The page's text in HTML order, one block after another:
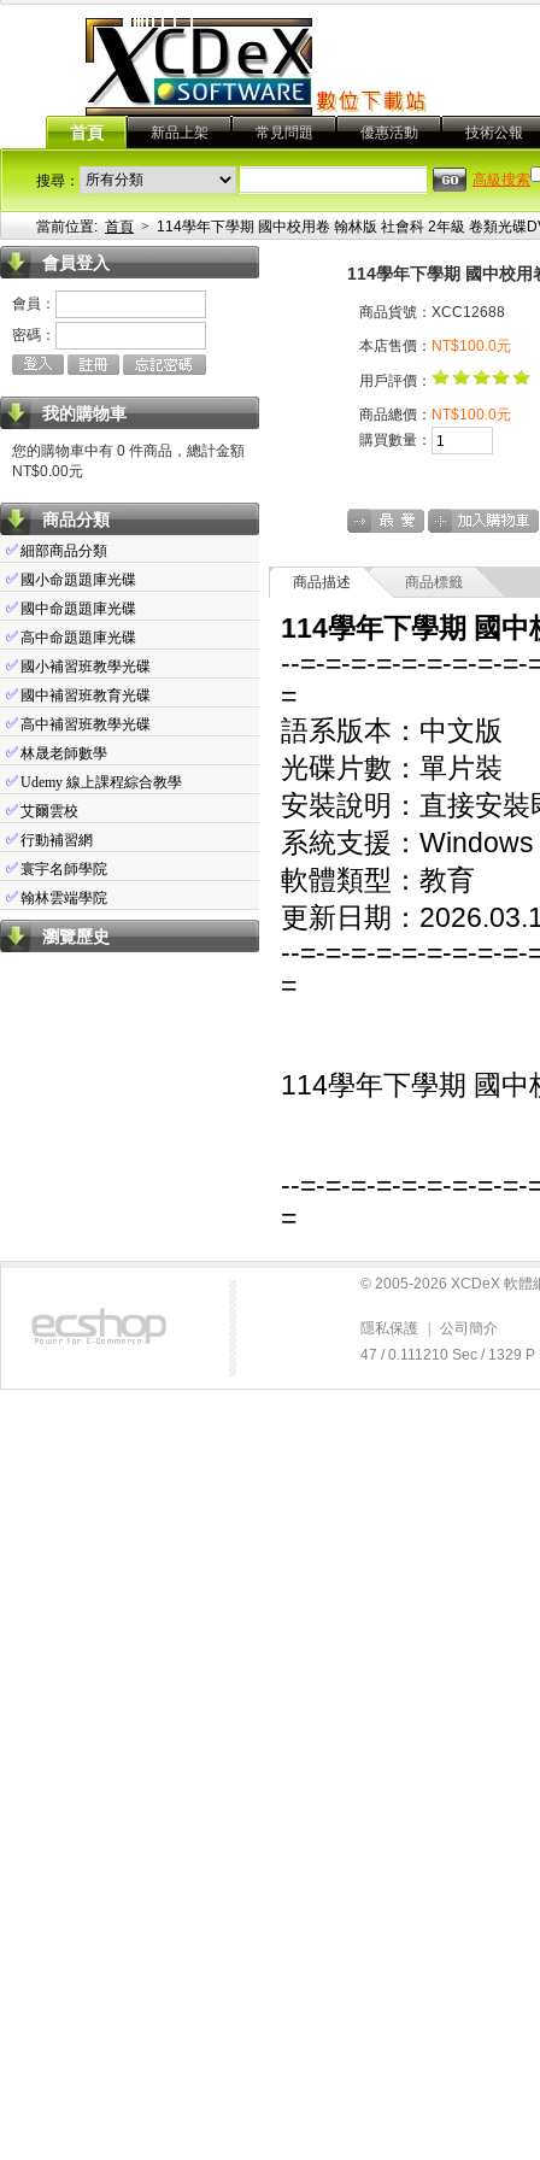
首頁 新品上架 常見問題 優惠活動 技術公報
搜尋： 高級搜索
當前位置: 首頁 > 114學年下學期 國中校用卷 翰林版 社會科 2年級 卷類光碟
會員登入
會員：
密碼：
我的購物車
您的購物車中有 0 件商品，總計金額
NT$0.00元
商品分類
✅細部商品分類
✅ 國小命題題庫光碟
✅ 國中命題題庫光碟
✅高中命題題庫光碟
✅ 國小補習班教學光碟
✅ 國中補習班教育光碟
✅高中補習班教學光碟
✅林晟老師數學
✅Udemy 線上課程綜合教學
✅艾爾雲校
✅行動補習網
✅寰宇名師學院
✅翰林雲端學院
瀏覽歷史
114學年下學期 國中校
商品貨號：XCC12688
本店售價： NT$100.0元
用戶評價：
商品總價： NT$100.0元
購買數量：
商品描述 商品標籤
114學年下學期 國
--=-=-=-=-=-=-=-=-=-
=
語系版本：中文版
光碟片數：單片裝
安裝說明：直接安裝
系統支援：
軟體類型：教育
更新日期：
--=-=-=-=-=-=-=-=-=-
=
114學年下學期 國
--=-=-=-=-=-=-=-=-=-
=
© 2005-2026 XCDeX 軟體
隱私保護
公司簡介
47 / 0.111210 Sec / 1329